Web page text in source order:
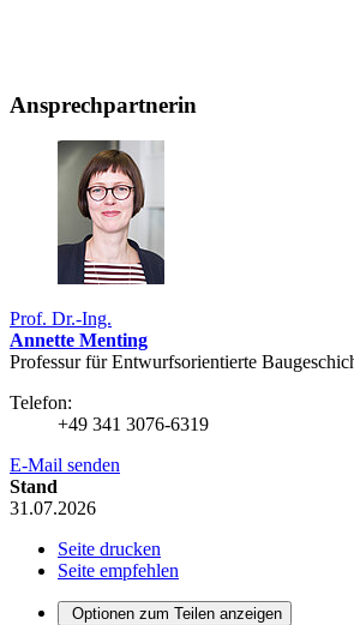
Ansprechpartnerin
Prof. Dr.-Ing.
Annette Menting
Professur für Entwurfsorientierte
Telefon:
+49 341 3076-6319
E-Mail senden
Stand
31.07.2026
Seite drucken
Seite empfehlen
Optionen zum Teilen anzeigen